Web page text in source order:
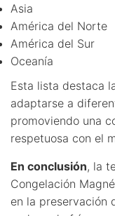
Asia
América del Norte
América del Sur
Oceanía
Esta lista destaca
adaptarse a
promoviendo una
respetuosa con el
En conclusión, la
Congelación
en la preservación